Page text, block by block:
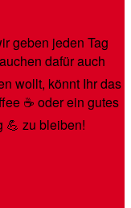
geben jeden Tag
dafür auch
wollt, könnt Ihr das
☕️ oder ein gutes
💪 zu bleiben!